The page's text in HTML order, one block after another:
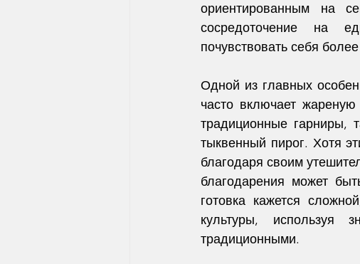
ориентированным на
сосредоточение на
почувствовать себя
Одной из главных
часто включает
традиционные гарниры,
тыквенный пирог. Хотя
благодаря своим
благодарения может
готовка кажется
культуры,
традиционными.